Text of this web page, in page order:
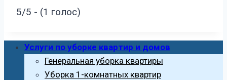
5/5 - (1 голос)
Услуги по уборке квартир и домов
Генеральная уборка квартиры
Уборка 1-комнатных квартир